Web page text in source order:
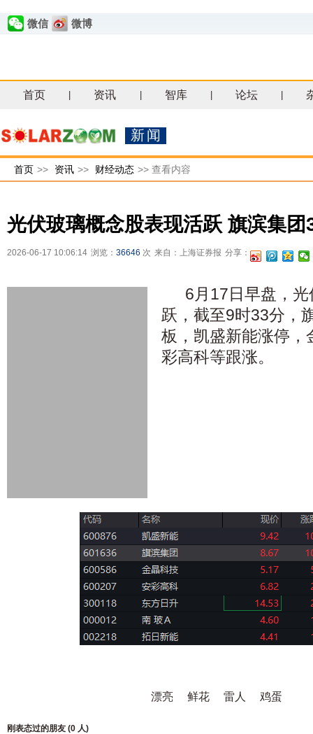
微信 微博
首页 资讯 智库 论坛
新闻
首页 >> 资讯 >> 财经动态 >> 查看内容
光伏玻璃概念股表现活跃 旗滨集团
2026-06-17 10:06:14 浏览： 36646 次 来自：上海证券报 分享：
6月17日早盘，
跃，截至9时33分，
板，凯盛新能涨停，
彩高科等跟涨。
漂亮 鲜花 雷人 鸡蛋
刚表态过的朋友 (0 人)